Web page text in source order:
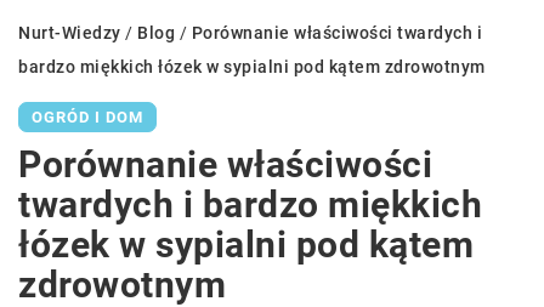
Nurt-Wiedzy / Blog / Porównanie właściwości twardych i
bardzo miękkich łózek w sypialni pod kątem zdrowotnym
OGRÓD I DOM
Porównanie właściwości
twardych i bardzo miękkich
łózek w sypialni pod kątem
zdrowotnym